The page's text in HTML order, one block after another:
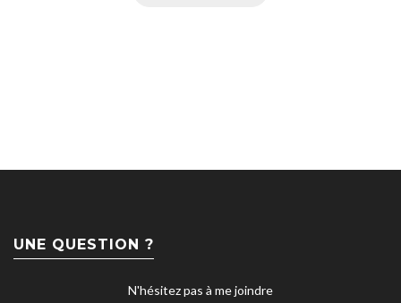
UNE QUESTION ?
N'hésitez pas à me joindre